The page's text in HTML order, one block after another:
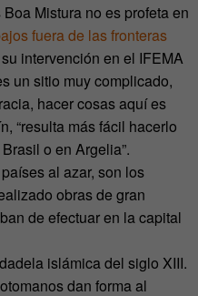
Mistura no es profeta en
fuera de las fronteras
intervención en el IFEMA
un sitio muy complicado,
hacer cosas aquí es
“resulta más fácil hacerlo
o en Argelia”.
al azar, son los
obras de gran
de efectuar en la capital
islámica del siglo XIII.
dan forma al